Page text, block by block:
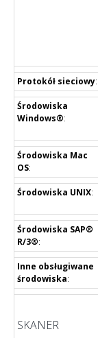
Protokół sieciowy:
Środowiska
Windows®:
Środowiska Mac
OS:
Środowiska UNIX:
Środowiska SAP®
R/3®:
Inne obsługiwane
środowiska:
SKANER